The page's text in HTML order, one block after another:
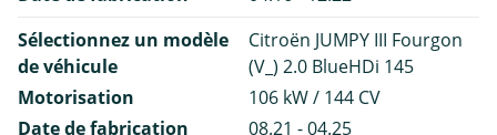
Sélectionnez un modèle
de véhicule
Citroën JUMPY III Fourgon
(V_) 2.0 BlueHDi 145
Motorisation
106 kW / 144 CV
Date de fabrication
08.21 - 04.25